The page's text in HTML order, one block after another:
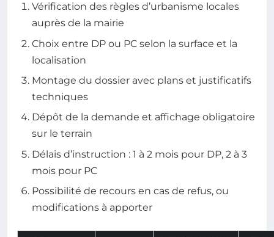
Vérification des règles d’urbanisme locales
auprès de la mairie
Choix entre DP ou PC selon la surface et la
localisation
Montage du dossier avec plans et justificatifs
techniques
Dépôt de la demande et affichage obligatoire
sur le terrain
Délais d’instruction : 1 à 2 mois pour DP, 2 à 3
mois pour PC
Possibilité de recours en cas de refus, ou
modifications à apporter